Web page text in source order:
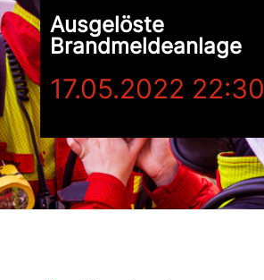
Ausgelöste
Brandmeldeanlage
17.05.2022 22:30